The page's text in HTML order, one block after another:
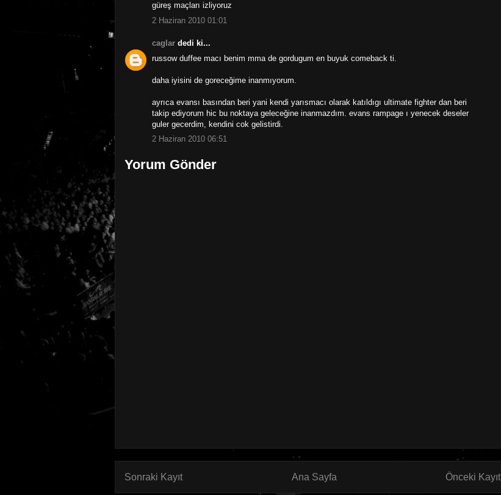
güreş maçları izliyoruz
2 Haziran 2010 01:01
caglar dedi ki...
russow duffee macı benim mma de gordugum en buyuk comeback ti.
daha iyisini de goreceğime inanmıyorum.
ayrıca evansı basından beri yani kendi yarısmacı olarak katıldıgı ultimate fighter dan beri
takip ediyorum hic bu noktaya geleceğine inanmazdım. evans rampage ı yenecek deseler
guler gecerdim, kendini cok gelistirdi.
2 Haziran 2010 06:51
Yorum Gönder
Sonraki Kayıt Önceki Kayıt
Ana Sayfa